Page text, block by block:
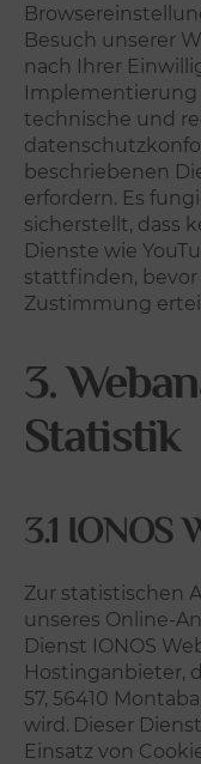
Besuch unserer
nach Ihrer
Implementierung
technische und
beschriebenen
erfordern. Es
sicherstellt, dass
Dienste wie
stattfinden,
Zustimmung
3.
Statistik
3.1 IONOS
Zur statistischen
unseres Online-
Dienst IONOS
Hostinganbieter,
57, 56410
wird. Dieser
Einsatz von